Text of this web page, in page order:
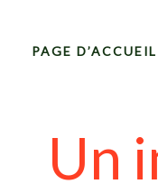
PAGE D’ACCUEIL
Un